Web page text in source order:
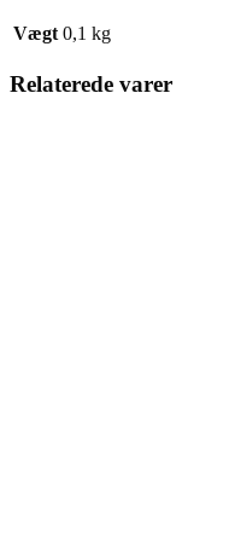
Vægt 0,1 kg
Relaterede varer